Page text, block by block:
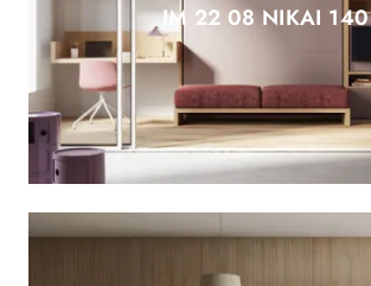
IM 22 08 NIKAI 140